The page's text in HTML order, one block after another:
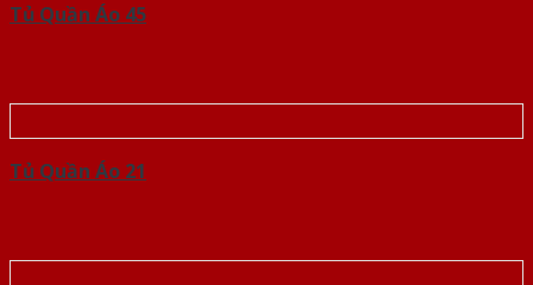
Tủ Quần Áo 45
Tủ Quần Áo 21